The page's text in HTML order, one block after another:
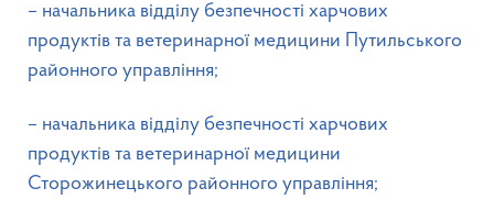
– начальника відділу безпечності харчових
продуктів та ветеринарної медицини Путильського
районного управління;
– начальника відділу безпечності харчових
продуктів та ветеринарної медицини
Сторожинецького районного управління;